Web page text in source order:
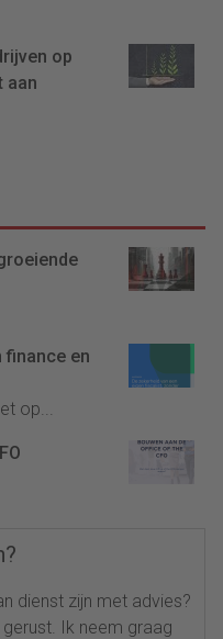
op
aan
finance en
op...
dienst zijn met advies?
Ik neem graag